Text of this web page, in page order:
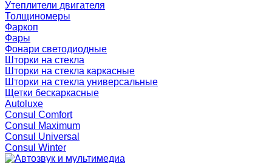
Утеплители двигателя
Толщиномеры
Фаркоп
Фары
Фонари светодиодные
Шторки на стекла
Шторки на стекла каркасные
Шторки на стекла универсальные
Щетки бескаркасные
Autoluxe
Consul Comfort
Consul Maximum
Consul Universal
Consul Winter